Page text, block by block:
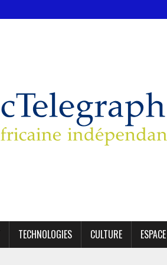
TECHNOLOGIES CULTURE